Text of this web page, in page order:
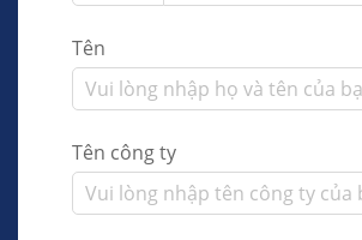
Tên
Tên công ty